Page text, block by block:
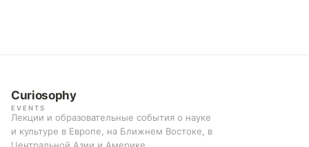
Curiosophy
EVENTS
Лекции и образовательные события о науке
и культуре в Европе, на Ближнем Востоке, в